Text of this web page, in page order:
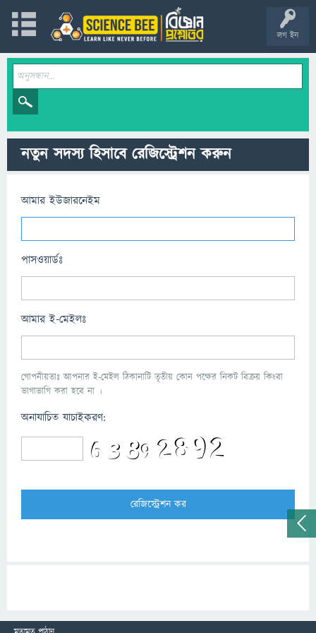
লগ ইন
নতুন সদস্য হিসাবে রেজিস্ট্রেশন করুন
আমার ইউজারনেইম
পাসওয়ার্ডঃ
আমার ই-মেইলঃ
গোপনীয়তাঃ আপনার ই-মেইল ঠিকানাটি তৃতীয় কোন পক্ষের নিকট বিক্রয় কিংবা
ভাগাভাগি করা হবে না ।
অনাযাচিত যাচাইকরণ: